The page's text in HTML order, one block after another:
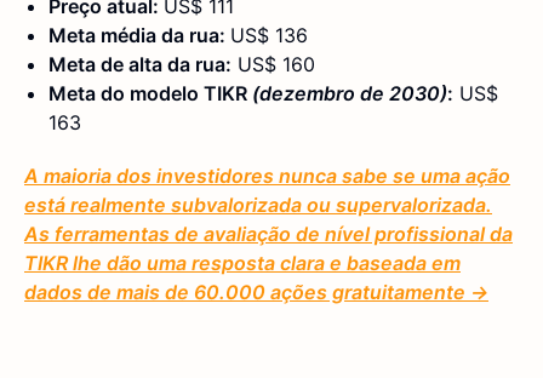
Preço atual: US$ 111
Meta média da rua: US$ 136
Meta de alta da rua: US$ 160
Meta do modelo TIKR (dezembro de 2030): US$
163
A maioria dos investidores nunca sabe se uma ação
está realmente subvalorizada ou supervalorizada.
As ferramentas de avaliação de nível profissional da
TIKR lhe dão uma resposta clara e baseada em
dados de mais de 60.000 ações gratuitamente →